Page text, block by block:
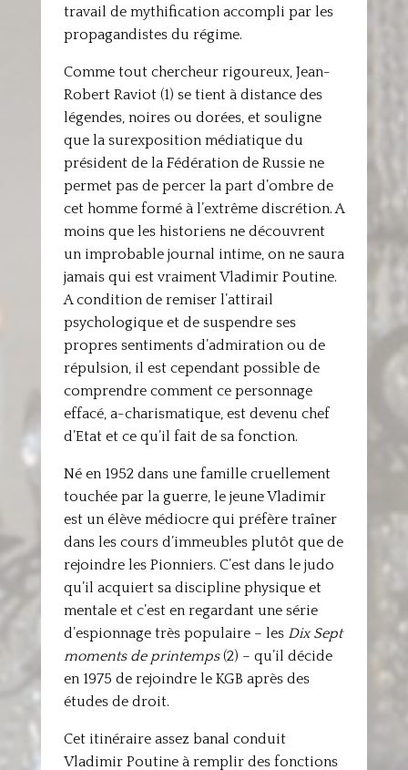
travail de mythification accompli par les
propagandistes du régime.
Comme tout chercheur rigoureux, Jean-
Robert Raviot (1) se tient à distance des
légendes, noires ou dorées, et souligne
que la surexposition médiatique du
président de la Fédération de Russie ne
permet pas de percer la part d’ombre de
cet homme formé à l’extrême discrétion. A
moins que les historiens ne découvrent
un improbable journal intime, on ne saura
jamais qui est vraiment Vladimir Poutine.
A condition de remiser l’attirail
psychologique et de suspendre ses
propres sentiments d’admiration ou de
répulsion, il est cependant possible de
comprendre comment ce personnage
effacé, a-charismatique, est devenu chef
d’Etat et ce qu’il fait de sa fonction.
Né en 1952 dans une famille cruellement
touchée par la guerre, le jeune Vladimir
est un élève médiocre qui préfère traîner
dans les cours d’immeubles plutôt que de
rejoindre les Pionniers. C’est dans le judo
qu’il acquiert sa discipline physique et
mentale et c’est en regardant une série
d’espionnage très populaire – les Dix Sept
moments de printemps(2) – qu’il décide
en 1975 de rejoindre le KGB après des
études de droit.
Cet itinéraire assez banal conduit
Vladimir Poutine à remplir des fonctions